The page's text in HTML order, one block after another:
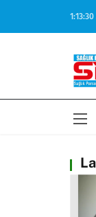
1:13:30
Dengesini